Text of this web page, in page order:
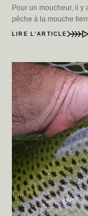
Pour un moucheur, il y
pêche à la mouche
LIRE L’ARTICLE